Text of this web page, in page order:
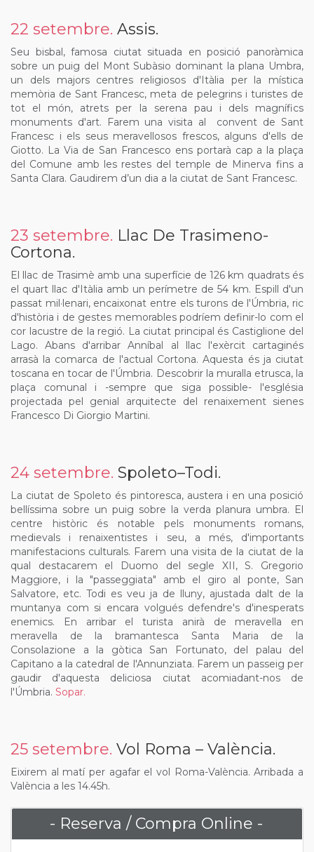
22 setembre. Assis.
Seu bisbal, famosa ciutat situada en posició panoràmica
sobre un puig del Mont Subàsio dominant la plana Umbra,
un dels majors centres religiosos d'Itàlia per la mística
memòria de Sant Francesc, meta de pelegrins i turistes de
tot el món, atrets per la serena pau i dels magnífics
monuments d'art. Farem una visita al convent de Sant
Francesc i els seus meravellosos frescos, alguns d'ells de
Giotto. La Via de San Francesco ens portarà cap a la plaça
del Comune amb les restes del temple de Minerva fins a
Santa Clara. Gaudirem d’un dia a la ciutat de Sant Francesc.
23 setembre. Llac De Trasimeno-
Cortona.
El llac de Trasimè amb una superfície de 126 km quadrats és
el quart llac d'Itàlia amb un perímetre de 54 km. Espill d'un
passat mil·lenari, encaixonat entre els turons de l'Úmbria, ric
d'història i de gestes memorables podríem definir-lo com el
cor lacustre de la regió. La ciutat principal és Castiglione del
Lago. Abans d'arribar Anníbal al llac l'exèrcit cartaginés
arrasà la comarca de l'actual Cortona. Aquesta és ja ciutat
toscana en tocar de l'Úmbria. Descobrir la muralla etrusca, la
plaça comunal i -sempre que siga possible- l'església
projectada pel genial arquitecte del renaixement sienes
Francesco Di Giorgio Martini.
24 setembre. Spoleto–Todi.
La ciutat de Spoleto és pintoresca, austera i en una posició
bellíssima sobre un puig sobre la verda planura umbra. El
centre històric és notable pels monuments romans,
medievals i renaixentistes i seu, a més, d'importants
manifestacions culturals. Farem una visita de la ciutat de la
qual destacarem el Duomo del segle XII, S. Gregorio
Maggiore, i la "passeggiata" amb el giro al ponte, San
Salvatore, etc. Todi es veu ja de lluny, ajustada dalt de la
muntanya com si encara volgués defendre's d'inesperats
enemics. En arribar el turista anirà de meravella en
meravella de la bramantesca Santa Maria de la
Consolazione a la gòtica San Fortunato, del palau del
Capitano a la catedral de l'Annunziata. Farem un passeig per
gaudir d'aquesta deliciosa ciutat acomiadant-nos de
l'Úmbria. Sopar.
25 setembre. Vol Roma – València.
Eixirem al matí per agafar el vol Roma-València. Arribada a
València a les 14.45h.
- Reserva / Compra Online -